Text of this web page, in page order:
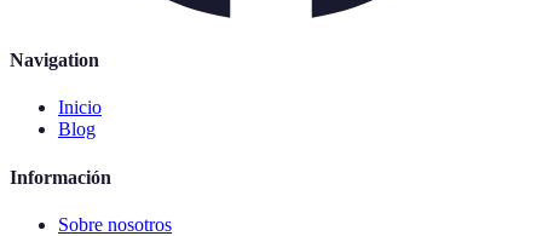
Navigation
Inicio
Blog
Información
Sobre nosotros